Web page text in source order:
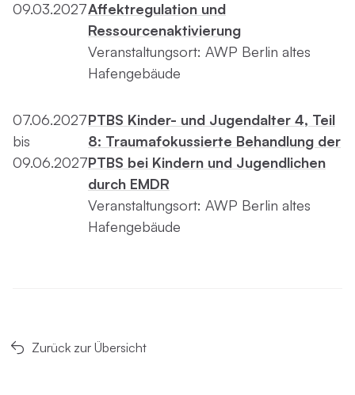
09.03.2027Affektregulation und
Ressourcenaktivierung
Veranstaltungsort: AWP Berlin altes
Hafengebäude
07.06.2027
bis
09.06.2027
PTBS Kinder- und Jugendalter 4, Teil
8: Traumafokussierte Behandlung der
PTBS bei Kindern und Jugendlichen
durch EMDR
Veranstaltungsort: AWP Berlin altes
Hafengebäude
Zurück zur Übersicht